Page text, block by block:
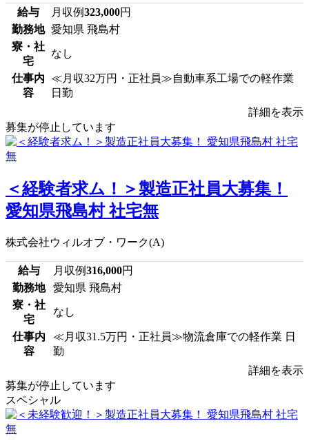
給与 月収例323,000円
勤務地 愛知県 飛島村
寮・社
宅
なし
仕事内
容
≪月収32万円・正社員≫自動車系工場での軽作業
日勤
詳細を表示
募集が停止しています
＜経験者求ム！＞製造正社員大募集！
愛知県飛島村 社宅無
株式会社ウィルオブ・ワーク(A)
給与 月収例316,000円
勤務地
愛知県 飛島村
寮・社
宅
なし
仕事内
容
≪月収31.5万円・正社員≫物流倉庫での軽作業 日
勤
詳細を表示
募集が停止しています
スペシャル